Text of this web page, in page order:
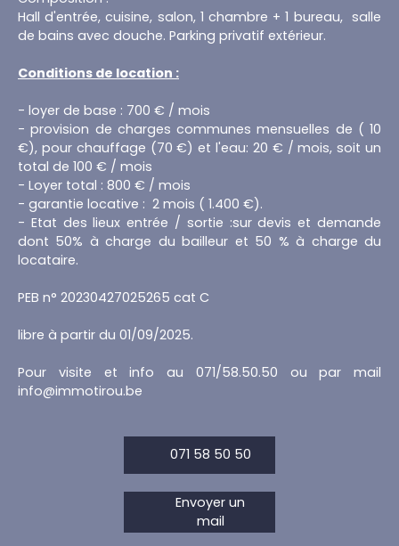
Hall d'entrée, cuisine, salon, 1 chambre + 1 bureau, salle
de bains avec douche. Parking privatif extérieur.
Conditions de location :
- loyer de base : 700 € / mois
- provision de charges communes mensuelles de ( 10
€), pour chauffage (70 €) et l'eau: 20 € / mois, soit un
total de 100 € / mois
- Loyer total : 800 € / mois
- garantie locative : 2 mois ( 1.400 €).
- Etat des lieux entrée / sortie :sur devis et demande
dont 50% à charge du bailleur et 50 % à charge du
locataire.
PEB n° 20230427025265 cat C
libre à partir du 01/09/2025.
Pour visite et info au 071/58.50.50 ou par mail
info@immotirou.be
071 58 50 50
Envoyer un
mail